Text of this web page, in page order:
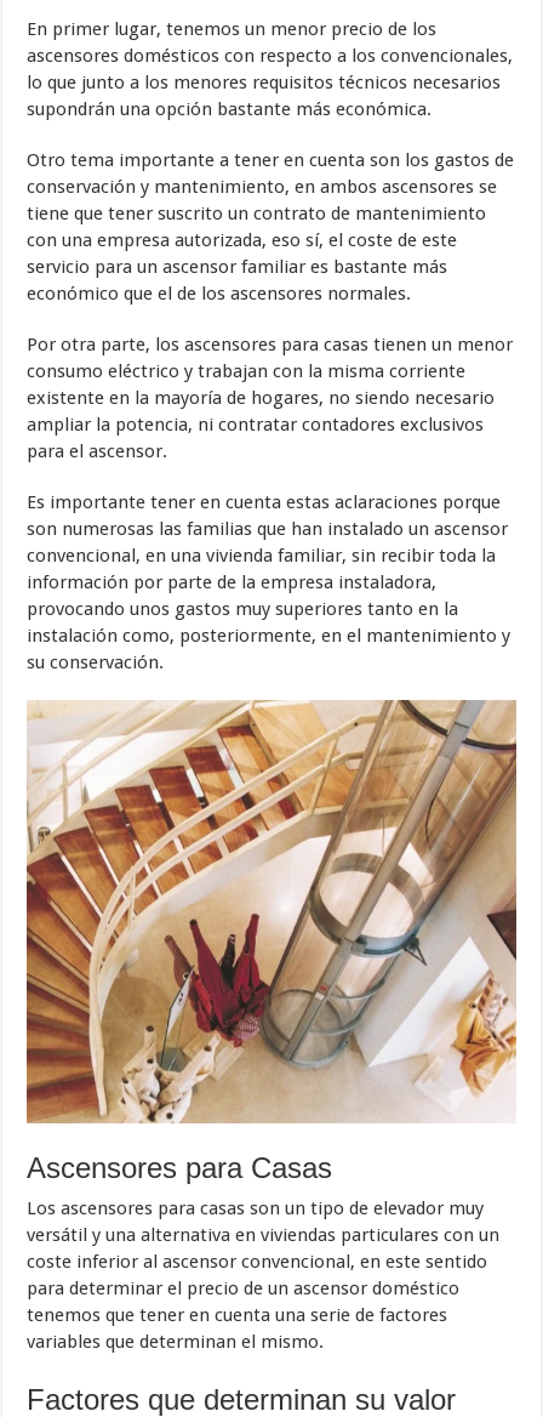
En primer lugar, tenemos un menor precio de los
ascensores domésticos con respecto a los convencionales,
lo que junto a los menores requisitos técnicos necesarios
supondrán una opción bastante más económica.
Otro tema importante a tener en cuenta son los gastos de
conservación y mantenimiento, en ambos ascensores se
tiene que tener suscrito un contrato de mantenimiento
con una empresa autorizada, eso sí, el coste de este
servicio para un ascensor familiar es bastante más
económico que el de los ascensores normales.
Por otra parte, los ascensores para casas tienen un menor
consumo eléctrico y trabajan con la misma corriente
existente en la mayoría de hogares, no siendo necesario
ampliar la potencia, ni contratar contadores exclusivos
para el ascensor.
Es importante tener en cuenta estas aclaraciones porque
son numerosas las familias que han instalado un ascensor
convencional, en una vivienda familiar, sin recibir toda la
información por parte de la empresa instaladora,
provocando unos gastos muy superiores tanto en la
instalación como, posteriormente, en el mantenimiento y
su conservación.
Ascensores para Casas
Los ascensores para casas son un tipo de elevador muy
versátil y una alternativa en viviendas particulares con un
coste inferior al ascensor convencional, en este sentido
para determinar el precio de un ascensor doméstico
tenemos que tener en cuenta una serie de factores
variables que determinan el mismo.
Factores que determinan su valor